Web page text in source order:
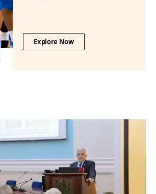
Explore Now